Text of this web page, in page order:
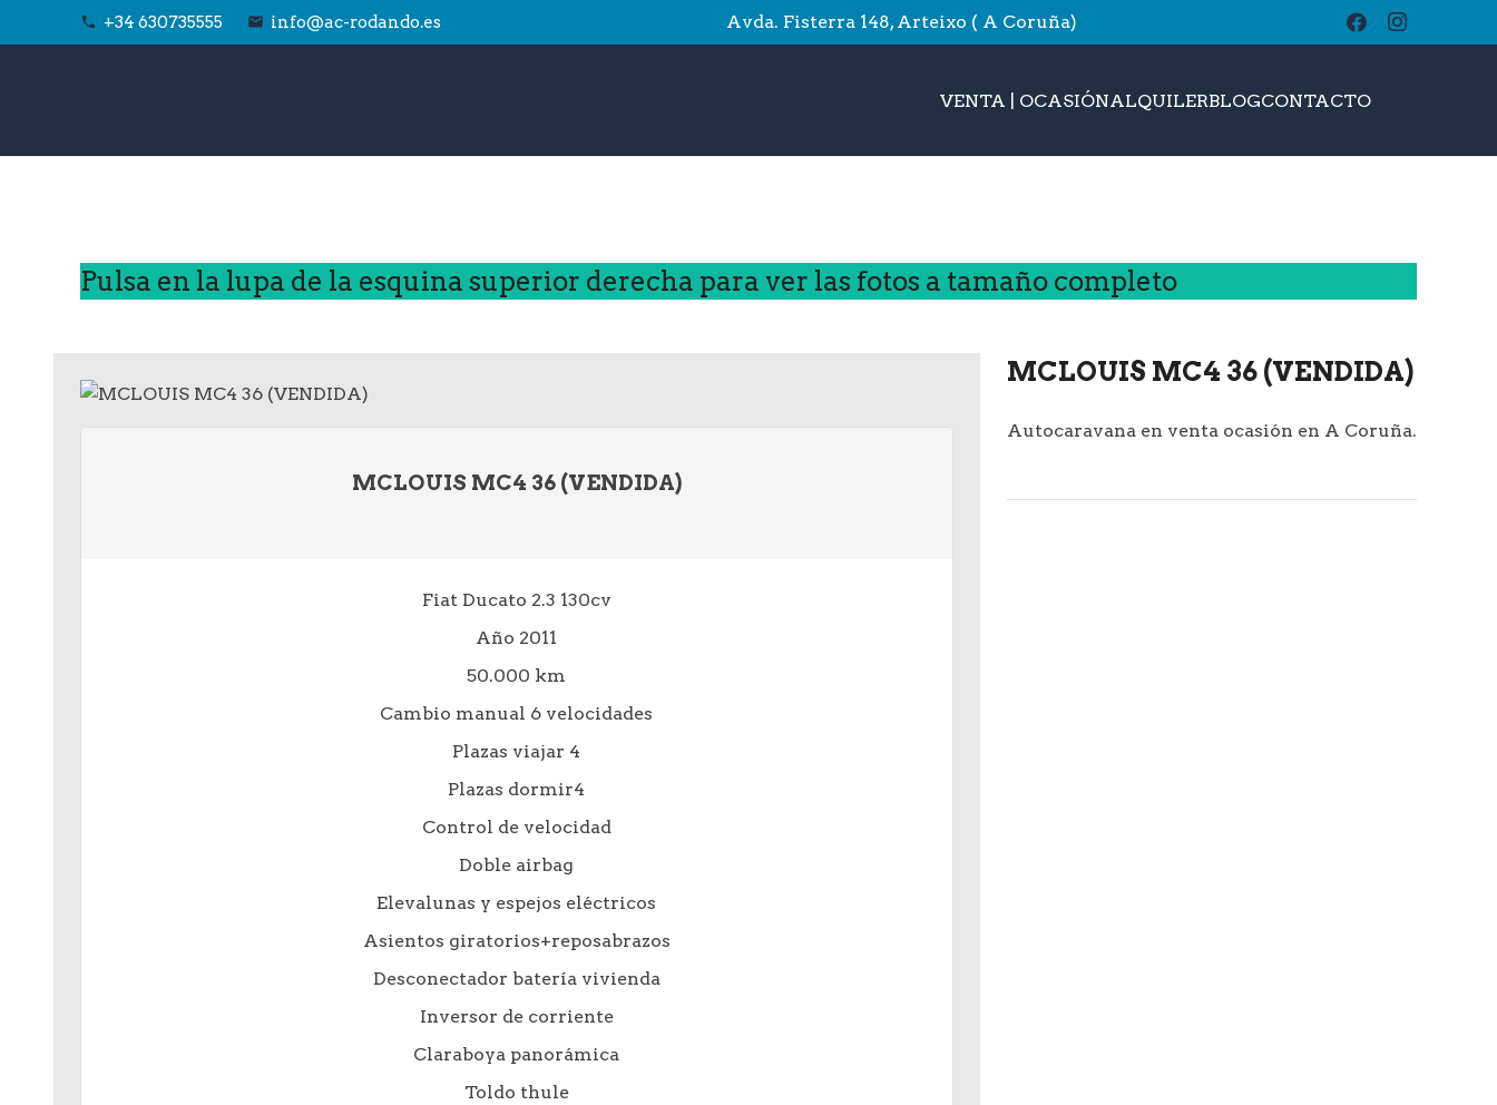
phone +34 630735555 email info@ac-rodando.es Avda. Fisterra 148, Arteixo ( A Coruña)
VENTA | OCASIÓNALQUILERBLOGCONTACTObuscar
Pulsa en la lupa de la esquina superior derecha para ver las fotos a tamaño completo
MCLOUIS MC4 36 (VENDIDA)
Fiat Ducato 2.3 130cv
Año 2011
50.000 km
Cambio manual 6 velocidades
Plazas viajar 4
Plazas dormir4
Control de velocidad
Doble airbag
Elevalunas y espejos eléctricos
Asientos giratorios+reposabrazos
Desconectador batería vivienda
Inversor de corriente
Claraboya panorámica
Toldo thule
MCLOUIS MC4 36 (VENDIDA)
Autocaravana en venta ocasión en A Coruña.